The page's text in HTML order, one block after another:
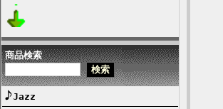
商品検索
Jazz